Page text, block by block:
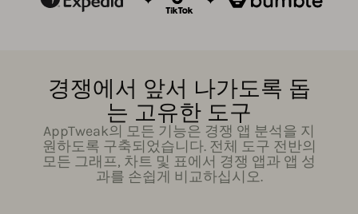
경쟁에서 앞서 나가도록 돕
는 고유한 도구
AppTweak의 모든 기능은 경쟁 앱 분석을 지
원하도록 구축되었습니다. 전체 도구 전반의
모든 그래프, 차트 및 표에서 경쟁 앱과 앱 성
과를 손쉽게 비교하십시오.